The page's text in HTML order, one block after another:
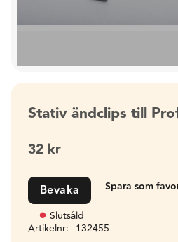
Stativ ändclips till
32 kr
Bevaka
Slutsåld
Artikelnr
132455